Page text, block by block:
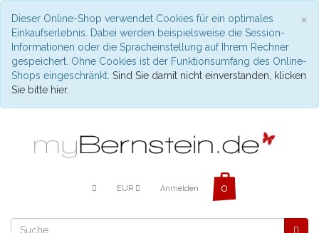
×
Dieser Online-Shop verwendet Cookies für ein optimales
Einkaufserlebnis. Dabei werden beispielsweise die Session-
Informationen oder die Spracheinstellung auf Ihrem Rechner
gespeichert. Ohne Cookies ist der Funktionsumfang des Online-
Shops eingeschränkt. Sind Sie damit nicht einverstanden, klicken
Sie bitte hier.
EUR Anmelden